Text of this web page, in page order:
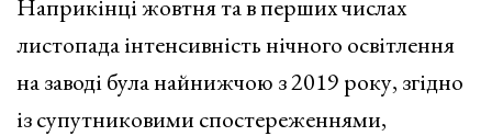
Наприкінці жовтня та в перших числах
листопада інтенсивність нічного освітлення
на заводі була найнижчою з 2019 року, згідно
із супутниковими спостереженнями,